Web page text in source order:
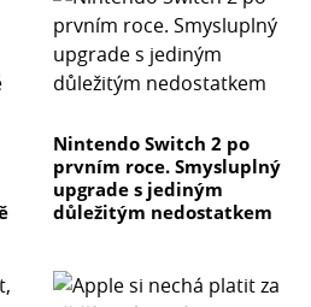
Nintendo Switch 2 po
prvním roce. Smysluplný
upgrade s jediným
důležitým nedostatkem